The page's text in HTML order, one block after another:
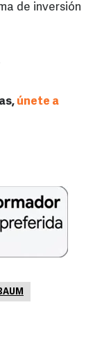
de inversión
únete a